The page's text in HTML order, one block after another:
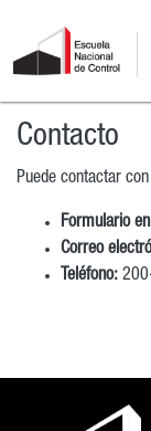
Contacto
Puede contactar
Formulario
Correo
Teléfono: